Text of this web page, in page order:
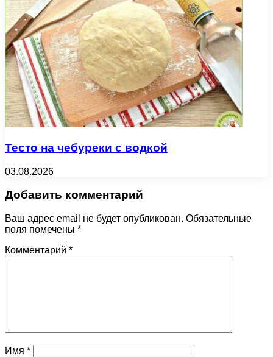
Тесто на чебуреки с водкой
03.08.2026
Добавить комментарий
Ваш адрес email не будет опубликован. Обязательные
поля помечены *
Комментарий *
Имя *